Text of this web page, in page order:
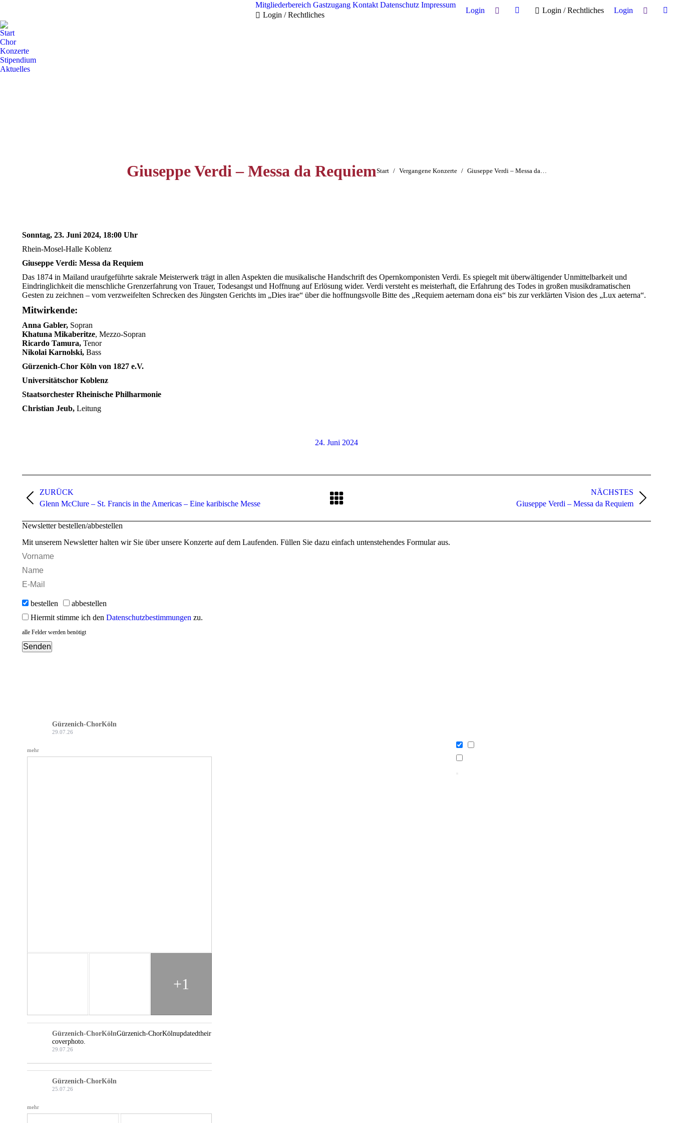
Mitgliederbereich Gastzugang Kontakt Datenschutz Impressum
Login / Rechtliches
Login Search:
Facebook
Login / Rechtliches Login Search:
Start
Chor
Konzerte
Stipendium
Aktuelles
Giuseppe Verdi – Messa da RequiemSie befinden sich hier:
Start Vergangene Konzerte Giuseppe Verdi – Messa da…
Sonntag, 23. Juni 2024, 18:00 Uhr
Rhein-Mosel-Halle Koblenz
Giuseppe Verdi: Messa da Requiem
Das 1874 in Mailand uraufgeführte sakrale Meisterwerk trägt in allen Aspekten die musikalische Handschrift des Opernkomponisten Verdi. Es spiegelt mit überwältigender Unmittelbarkeit und
Eindringlichkeit die menschliche Grenzerfahrung von Trauer, Todesangst und Hoffnung auf Erlösung wider. Verdi versteht es meisterhaft, die Erfahrung des Todes in großen musikdramatischen
Gesten zu zeichnen – vom verzweifelten Schrecken des Jüngsten Gerichts im „Dies irae“ über die hoffnungsvolle Bitte des „Requiem aeternam dona eis“ bis zur verklärten Vision des „Lux aeterna“.
Mitwirkende:
Anna Gabler, Sopran
Khatuna Mikaberitze, Mezzo-Sopran
Ricardo Tamura, Tenor
Nikolai Karnolski, Bass
Gürzenich-Chor Köln von 1827 e.V.
Universitätschor Koblenz
Staatsorchester Rheinische Philharmonie
Christian Jeub, Leitung
24. Juni 2024
ZURÜCK
Vorheriger
Glenn McClure – St. Francis in the Americas – Eine karibische Messe
NÄCHSTES
Giuseppe Verdi – Messa da Requiem
Newsletter bestellen/abbestellen
Mit unserem Newsletter halten wir Sie über unsere Konzerte auf dem Laufenden. Füllen Sie dazu einfach untenstehendes Formular aus.
bestellen
abbestellen
Hiermit stimme ich den Datenschutzbestimmungen zu.
alle Felder werden benötigt
Gürzenich-Chor Köln
29.07.26
mehr
+1
Gürzenich-Chor KölnGürzenich-Chor Köln updated their
cover photo.
29.07.26
Gürzenich-Chor Köln
25.07.26
mehr